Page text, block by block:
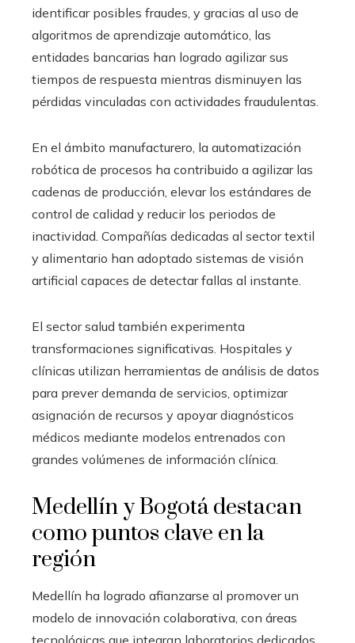
identificar posibles fraudes, y gracias al uso de
algoritmos de aprendizaje automático, las
entidades bancarias han logrado agilizar sus
tiempos de respuesta mientras disminuyen las
pérdidas vinculadas con actividades fraudulentas.
En el ámbito manufacturero, la automatización
robótica de procesos ha contribuido a agilizar las
cadenas de producción, elevar los estándares de
control de calidad y reducir los periodos de
inactividad. Compañías dedicadas al sector textil
y alimentario han adoptado sistemas de visión
artificial capaces de detectar fallas al instante.
El sector salud también experimenta
transformaciones significativas. Hospitales y
clínicas utilizan herramientas de análisis de datos
para prever demanda de servicios, optimizar
asignación de recursos y apoyar diagnósticos
médicos mediante modelos entrenados con
grandes volúmenes de información clínica.
Medellín y Bogotá destacan
como puntos clave en la
región
Medellín ha logrado afianzarse al promover un
modelo de innovación colaborativa, con áreas
tecnológicas que integran laboratorios dedicados